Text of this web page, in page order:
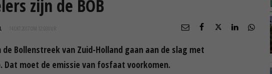
zijn de BOB
14 OKT 2017 OM 12:03
Bollenstreek van Zuid-Holland gaan aan de slag met
Dat moet de emissie van fosfaat voorkomen.